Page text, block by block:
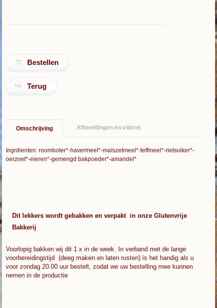
Terug
Omschrijving Afbeeldingen en videos
Ingrdienten: roomboter*-havermeel*-maïszetmeel*-teffmeel*-rietsuiker*-
oerzoet*-eieren*-gemengd bakpoeder*-amandel*
Dit lekkers wordt gebakken en verpakt in onze Glutenvrije
Bakkerij
Voorlopig bakken wij dit 1 x in de week. In verband met de lange
voorbereidingstijd (deeg maken en laten rusten) is het handig als u
voor zondag 20.00 uur bestelt, zodat we uw bestelling mee kunnen
nemen in de productie